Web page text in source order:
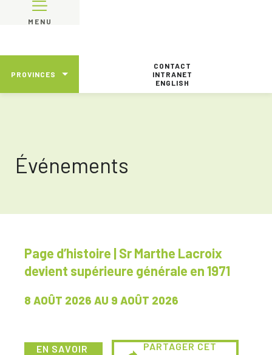
MENU
PROVINCES
CONTACT
INTRANET
ENGLISH
Événements
Page d’histoire | Sr Marthe Lacroix
devient supérieure générale en 1971
8 AOÛT 2026 AU 9 AOÛT 2026
EN SAVOIR
PARTAGER CET